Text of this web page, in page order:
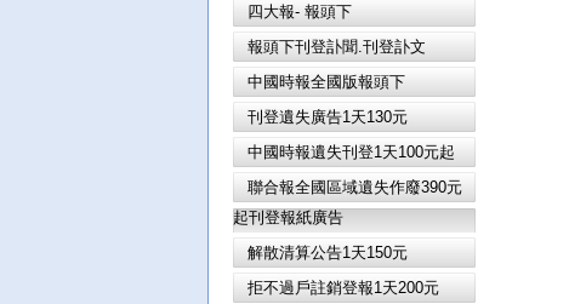
四大報- 報頭下
報頭下刊登訃聞.刊登訃文
中國時報全國版報頭下
刊登遺失廣告1天130元
中國時報遺失刊登1天100元起
聯合報全國區域遺失作廢390元
起刊登報紙廣告
解散清算公告1天150元
拒不過戶註銷登報1天200元